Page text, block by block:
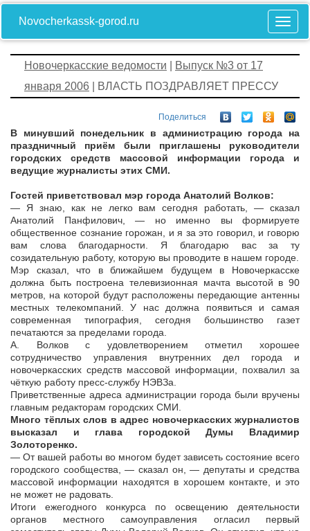
Novocherkassk-gorod.ru
Новочеркасские ведомости
Выпуск №3 от 17
января 2006 | ВЛАСТЬ ПОЗДРАВЛЯЕТ ПРЕССУ
Поделиться
В минувший понедельник в администрацию города на
праздничный приём были приглашены руководители
городских средств массовой информации города и
ведущие журналисты этих СМИ.
Гостей приветствовал мэр города Анатолий Волков:
— Я знаю, как не легко вам сегодня работать, — сказал
Анатолий Панфилович, — но именно вы формируете
общественное сознание горожан, и я за это говорил, и говорю
вам слова благодарности. Я благодарю вас за ту
созидательную работу, которую вы проводите в нашем городе.
Мэр сказал, что в ближайшем будущем в Новочеркасске
должна быть построена телевизионная мачта высотой в 90
метров, на которой будут расположены передающие антенны
местных телекомпаний. У нас должна появиться и самая
современная типография, сегодня большинство газет
печатаются за пределами города.
А. Волков с удовлетворением отметил хорошее
сотрудничество управления внутренних дел города и
новочеркасских средств массовой информации, похвалил за
чёткую работу пресс-службу НЭВЗа.
Приветственные адреса администрации города были вручены
главным редакторам городских СМИ.
Много тёплых слов в адрес новочеркасских журналистов
высказал и глава городской Думы Владимир
Золоторенко.
— От вашей работы во многом будет зависеть состояние всего
городского сообщества, — сказал он, — депутаты и средства
массовой информации находятся в хорошем контакте, и это
не может не радовать.
Итоги ежегодного конкурса по освещению деятельности
органов местного самоуправления огласил первый